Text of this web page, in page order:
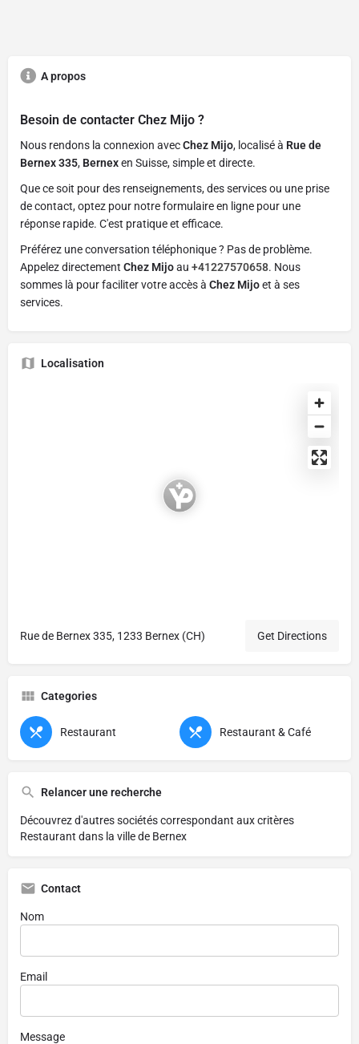
A propos
Besoin de contacter Chez Mijo ?
Nous rendons la connexion avecChez Mijo, localisé à Rue de
Bernex 335, Bernexen Suisse, simple et directe.
Que ce soit pour des renseignements, des services ou une prise
de contact, optez pour notre formulaire en ligne pour une
réponse rapide. C'est pratique et efficace.
Préférez une conversation téléphonique ? Pas de problème.
Appelez directement Chez Mijoau +41227570658. Nous
sommes là pour faciliter votre accès à Chez Mijoet à ses
services.
Localisation
Rue de Bernex 335, 1233 Bernex (CH) Get Directions
Categories
Restaurant Restaurant & Café
Relancer une recherche
Découvrez d'autres sociétés correspondant aux critères
Restaurant dans la ville de Bernex
Contact
Nom
Email
Message